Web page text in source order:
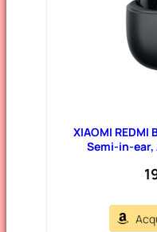
XIAOMI
Semi-in-ear,